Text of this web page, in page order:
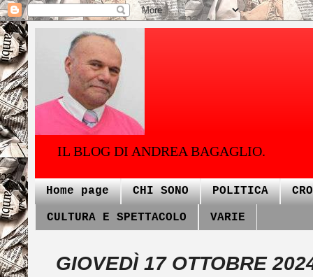
IL BLOG DI ANDREA BAGAGLIO.
Home page CHI SONO POLITICA
CULTURA E SPETTACOLO VARIE
GIOVEDÌ 17 OTTOBRE